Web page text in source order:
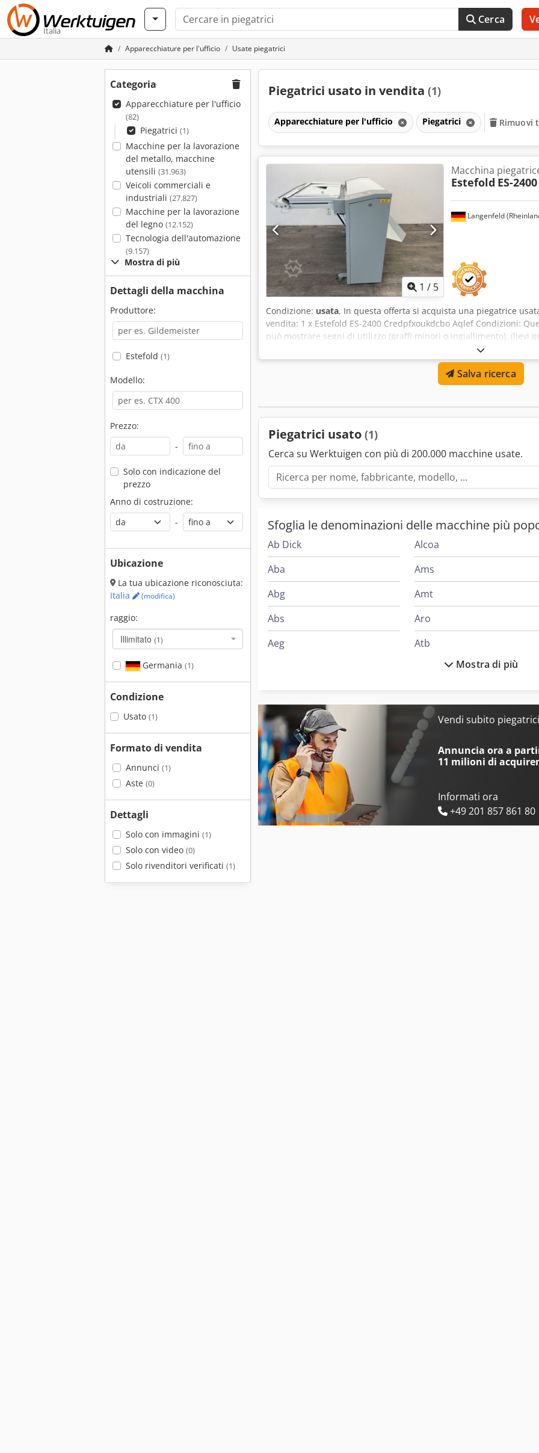
Italia
Cerca
Apparecchiature per l'ufficio Usate piegatrici
Categoria
Apparecchiature per l'ufficio
(82)
Piegatrici (1)
Macchine per la lavorazione
del metallo, macchine
utensili (31.963)
Veicoli commerciali e
industriali (27.827)
Macchine per la lavorazione
del legno (12.152)
Tecnologia dell'automazione
(9.157)
Mostra di più
Dettagli della macchina
Produttore:
Estefold (1)
Modello:
Prezzo:
-
Solo con indicazione del
prezzo
Anno di costruzione:
-
Ubicazione
La tua ubicazione riconosciuta:
Italia
(modifica)
raggio:
Illimitato (1)
Germania (1)
Condizione
Usato (1)
Formato di vendita
Annunci (1)
Aste (0)
Dettagli
Solo con immagini (1)
Solo con video (0)
Solo rivenditori verificati (1)
Piegatrici usato in vendita (1)
Apparecchiature per l'ufficio Piegatrici
1 / 5
Langenfeld
Macchina
Estefold ES-2400
Condizione: usata, In questa offerta si acquista una piegatrice
vendita: 1 x Estefold ES-2400 Credpfxoukdcbo Aqlef Condizioni:
può mostrare segni di utilizzo (graffi minori o ingiallimento). (lievi
stato sottoposto a test di funzionamento Imballaggio e spedizione:
durante il nostro orario di lavoro. Si prega di fissare un
in tutto il mondo disponibili su richiesta! Per ulteriori informazioni,
Salva ricerca
Piegatrici usato (1)
Cerca su Werktuigen con più di 200.000 macchine usate.
Sfoglia le denominazioni delle macchine più
Ab Dick
Aba
Abg
Abs
Aeg
Alber
Alberti
Alcoa
Ams
Amt
Aro
Atb
Beka-Mak
Bianco
Mostra di più
Vendi subito piegatrici
Annuncia ora a
11 milioni di
Informati ora
+49 201 857 861 80